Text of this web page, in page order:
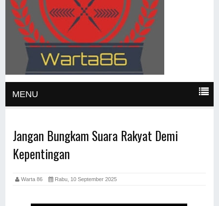
MENU
Jangan Bungkam Suara Rakyat Demi
Kepentingan
Warta 86 Rabu, 10 September 2025